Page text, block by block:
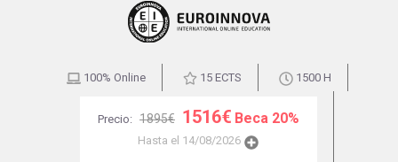
100% Online 15 ECTS 1500 H
Precio: 1895€ 1516€ Beca 20%
Hasta el 14/08/2026